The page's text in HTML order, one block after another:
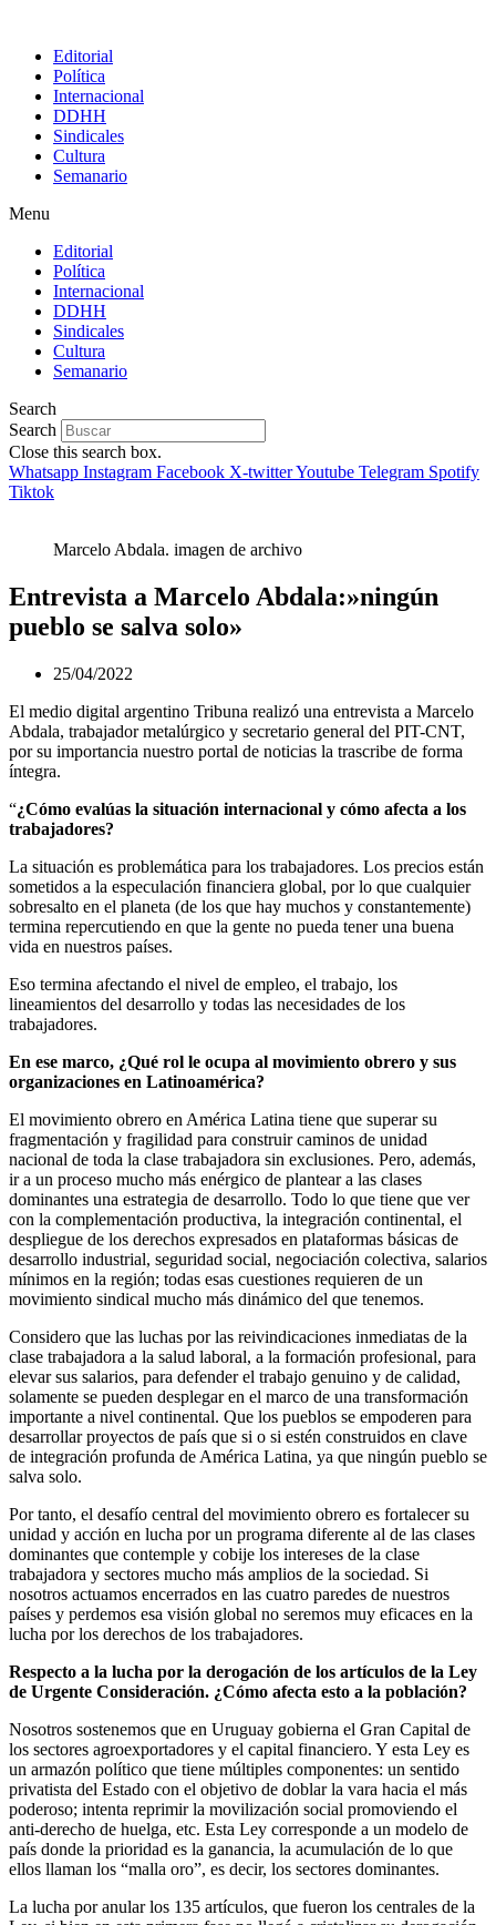
Editorial
Política
Internacional
DDHH
Sindicales
Cultura
Semanario
Menu
Editorial
Política
Internacional
DDHH
Sindicales
Cultura
Semanario
Search
Search
Close this search box.
Whatsapp Instagram Facebook X-twitterYoutube Telegram Spotify
Tiktok
Marcelo Abdala. imagen de archivo
Entrevista a Marcelo Abdala:»ningún
pueblo se salva solo»
25/04/2022
El medio digital argentino Tribuna realizó una entrevista a Marcelo
Abdala, trabajador metalúrgico y secretario general del PIT-CNT,
por su importancia nuestro portal de noticias la trascribe de forma
íntegra.
“¿Cómo evalúas la situación internacional y cómo afecta a los
trabajadores?
La situación es problemática para los trabajadores. Los precios están
sometidos a la especulación financiera global, por lo que cualquier
sobresalto en el planeta (de los que hay muchos y constantemente)
termina repercutiendo en que la gente no pueda tener una buena
vida en nuestros países.
Eso termina afectando el nivel de empleo, el trabajo, los
lineamientos del desarrollo y todas las necesidades de los
trabajadores.
En ese marco, ¿Qué rol le ocupa al movimiento obrero y sus
organizaciones en Latinoamérica?
El movimiento obrero en América Latina tiene que superar su
fragmentación y fragilidad para construir caminos de unidad
nacional de toda la clase trabajadora sin exclusiones. Pero, además,
ir a un proceso mucho más enérgico de plantear a las clases
dominantes una estrategia de desarrollo. Todo lo que tiene que ver
con la complementación productiva, la integración continental, el
despliegue de los derechos expresados en plataformas básicas de
desarrollo industrial, seguridad social, negociación colectiva, salarios
mínimos en la región; todas esas cuestiones requieren de un
movimiento sindical mucho más dinámico del que tenemos.
Considero que las luchas por las reivindicaciones inmediatas de la
clase trabajadora a la salud laboral, a la formación profesional, para
elevar sus salarios, para defender el trabajo genuino y de calidad,
solamente se pueden desplegar en el marco de una transformación
importante a nivel continental. Que los pueblos se empoderen para
desarrollar proyectos de país que si o si estén construidos en clave
de integración profunda de América Latina, ya que ningún pueblo se
salva solo.
Por tanto, el desafío central del movimiento obrero es fortalecer su
unidad y acción en lucha por un programa diferente al de las clases
dominantes que contemple y cobije los intereses de la clase
trabajadora y sectores mucho más amplios de la sociedad. Si
nosotros actuamos encerrados en las cuatro paredes de nuestros
países y perdemos esa visión global no seremos muy eficaces en la
lucha por los derechos de los trabajadores.
Respecto a la lucha por la derogación de los artículos de la Ley
de Urgente Consideración. ¿Cómo afecta esto a la población?
Nosotros sostenemos que en Uruguay gobierna el Gran Capital de
los sectores agroexportadores y el capital financiero. Y esta Ley es
un armazón político que tiene múltiples componentes: un sentido
privatista del Estado con el objetivo de doblar la vara hacia el más
poderoso; intenta reprimir la movilización social promoviendo el
anti-derecho de huelga, etc. Esta Ley corresponde a un modelo de
país donde la prioridad es la ganancia, la acumulación de lo que
ellos llaman los “malla oro”, es decir, los sectores dominantes.
La lucha por anular los 135 artículos, que fueron los centrales de la